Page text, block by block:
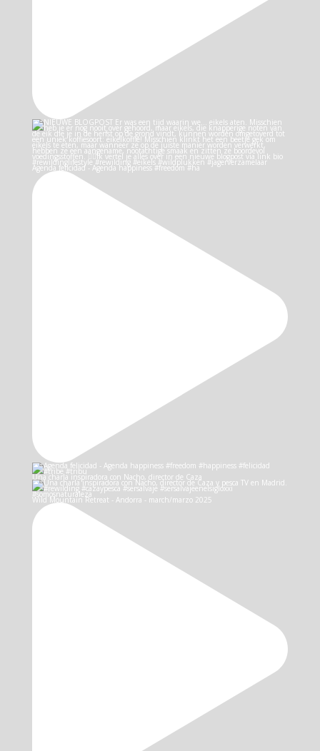
Agenda felicidad - Agenda happiness #freedom #ha
Una charla inspiradora con Nacho, director de Caza
Wild Mountain Retreat - Andorra - march/marzo 2025